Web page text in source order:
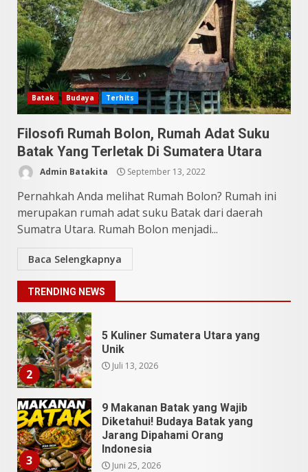
Batak Budaya Terhits
Filosofi Rumah Bolon, Rumah Adat Suku
Batak Yang Terletak Di Sumatera Utara
Admin Batakita September 13, 2022
Pernahkah Anda melihat Rumah Bolon? Rumah ini
merupakan rumah adat suku Batak dari daerah
Sumatra Utara. Rumah Bolon menjadi...
Baca Selengkapnya
TRENDING NEWS
5
Sering Jadi Perdebatan
Mei 25, 2026
6
Pesona Sumatera Utara,
Tradisi Rondang Bittang yang
Mendunia
Mei 4, 2026
7
Up Comedy KompasTV
April 23, 2026
1
Utara Bukan Cuma Medan dan
Danau Toba
2
5 Kuliner Sumatera Utara yang
Unik
Juli 13, 2026
3
9 Makanan Batak yang Wajib
Diketahui! Budaya Batak yang
Jarang Dipahami Orang
Indonesia
Juni 25, 2026